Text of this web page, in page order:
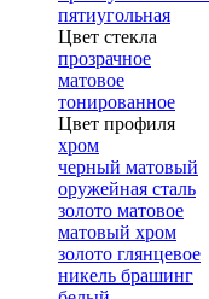
пятиугольная
Цвет стекла
прозрачное
матовое
тонированное
Цвет профиля
хром
черный матовый
оружейная сталь
золото матовое
матовый хром
золото глянцевое
никель брашинг